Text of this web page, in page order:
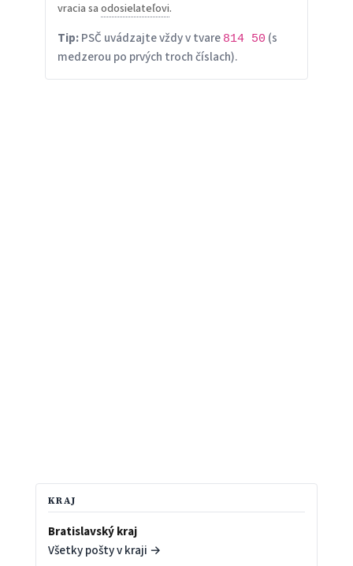
vracia sa odosielateľovi.
Tip:PSČ uvádzajte vždy v tvare 814 50 (s
medzerou po prvých troch číslach).
KRAJ
Bratislavský kraj
Všetky pošty v kraji →